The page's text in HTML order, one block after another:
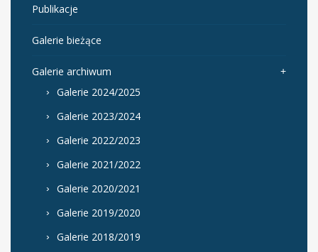
Publikacje
Galerie bieżące
Galerie archiwum
Galerie 2024/2025
Galerie 2023/2024
Galerie 2022/2023
Galerie 2021/2022
Galerie 2020/2021
Galerie 2019/2020
Galerie 2018/2019